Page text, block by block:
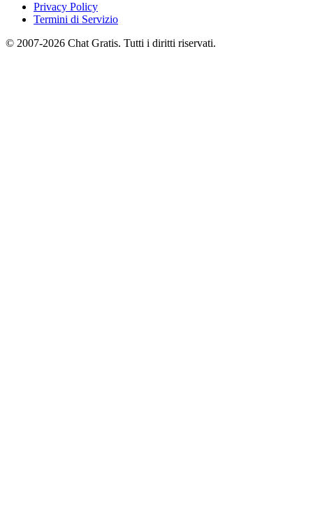
Privacy Policy
Termini di Servizio
© 2007-2026 Chat Gratis. Tutti i diritti riservati.